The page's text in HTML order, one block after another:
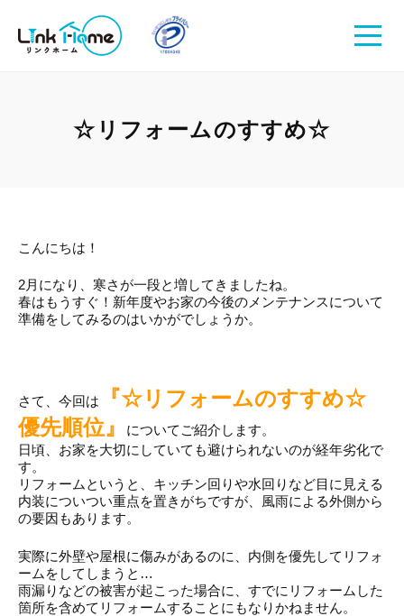
☆リフォームのすすめ☆
こんにちは！
2月になり、寒さが一段と増してきましたね。
春はもうすぐ！新年度やお家の今後のメンテナンスについて
準備をしてみるのはいかがでしょうか。
さて、今回は
『☆リフォームのすすめ☆
優先順位』
についてご紹介します。
日頃、お家を大切にしていても避けられないのが経年劣化で
す。
リフォームというと、キッチン回りや水回りなど目に見える
内装についつい重点を置きがちですが、風雨による外側から
の要因もあります。
実際に外壁や屋根に傷みがあるのに、内側を優先してリフォ
ームをしてしまうと…
雨漏りなどの被害が起こった場合に、すでにリフォームした
箇所を含めてリフォームすることにもなりかねません。